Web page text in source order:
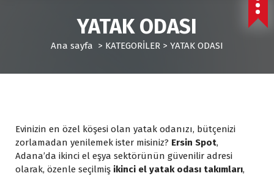
YATAK ODASI
Ana sayfa > KATEGORİLER > YATAK ODASI
Evinizin en özel köşesi olan yatak odanızı, bütçenizi
zorlamadan yenilemek ister misiniz? Ersin Spot,
Adana’da ikinci el eşya sektörünün güvenilir adresi
olarak, özenle seçilmiş ikinci el yatak odası takımları,